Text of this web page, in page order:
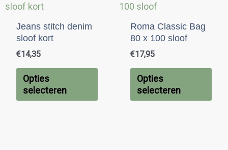
Jeans stitch denim
sloof kort
€14,35
Opties
selecteren
product
meerdere
gekozen
Roma Classic Bag
80 x 100 sloof
€17,95
Opties
selecteren